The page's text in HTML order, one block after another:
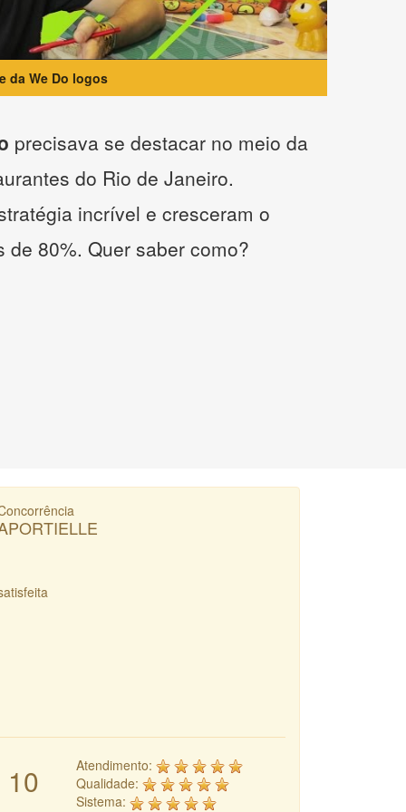
da We Do logos
precisava se destacar no meio da
do Rio de Janeiro.
incrível e cresceram o
de 80%. Quer saber como?
10
Atendimento:
Qualidade:
Sistema: